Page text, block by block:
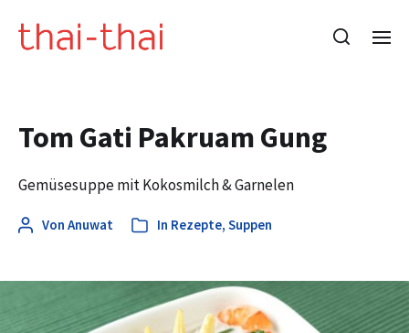
Tom Gati Pakruam Gung
Gemüsesuppe mit Kokosmilch & Garnelen
Von Anuwat In Rezepte, Suppen